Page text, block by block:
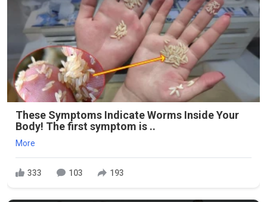
These Symptoms Indicate Worms Inside Your
Body! The first symptom is ..
More
333 103 193